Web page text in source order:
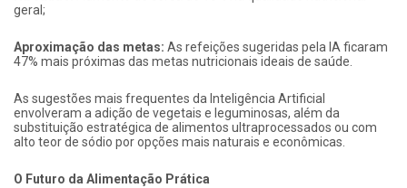
geral;
Aproximação das metas: As refeições sugeridas pela IA ficaram
47% mais próximas das metas nutricionais ideais de saúde.
As sugestões mais frequentes da Inteligência Artificial
envolveram a adição de vegetais e leguminosas, além da
substituição estratégica de alimentos ultraprocessados ou com
alto teor de sódio por opções mais naturais e econômicas.
O Futuro da Alimentação Prática